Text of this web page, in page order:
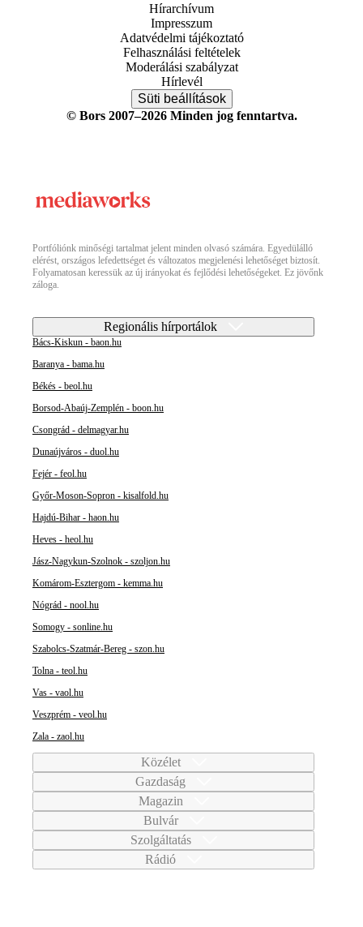
Hírarchívum
Impresszum
Adatvédelmi tájékoztató
Felhasználási feltételek
Moderálási szabályzat
Hírlevél
Süti beállítások
© Bors 2007–2026 Minden jog fenntartva.
Portfóliónk minőségi tartalmat jelent minden olvasó számára. Egyedülálló
elérést, országos lefedettséget és változatos megjelenési lehetőséget biztosít.
Folyamatosan keressük az új irányokat és fejlődési lehetőségeket. Ez jövőnk
záloga.
Regionális hírportálok
Bács-Kiskun - baon.hu
Baranya - bama.hu
Békés - beol.hu
Borsod-Abaúj-Zemplén - boon.hu
Csongrád - delmagyar.hu
Dunaújváros - duol.hu
Fejér - feol.hu
Győr-Moson-Sopron - kisalfold.hu
Hajdú-Bihar - haon.hu
Heves - heol.hu
Jász-Nagykun-Szolnok - szoljon.hu
Komárom-Esztergom - kemma.hu
Nógrád - nool.hu
Somogy - sonline.hu
Szabolcs-Szatmár-Bereg - szon.hu
Tolna - teol.hu
Vas - vaol.hu
Veszprém - veol.hu
Zala - zaol.hu
Közélet
Gazdaság
Magazin
Bulvár
Szolgáltatás
Rádió